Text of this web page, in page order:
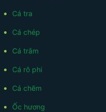
Cá tra
Cá chép
Cá trắm
Cá rô phi
Cá chẽm
Ốc hương